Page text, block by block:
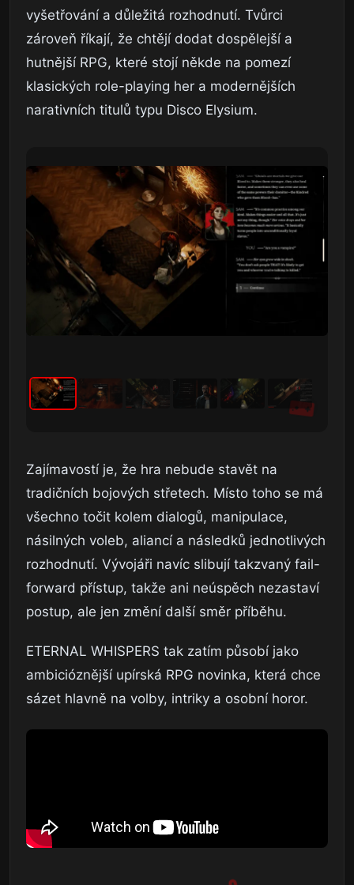
vyšetřování a důležitá rozhodnutí. Tvůrci
zároveň říkají, že chtějí dodat dospělejší a
hutnější RPG, které stojí někde na pomezí
klasických role-playing her a modernějších
narativních titulů typu Disco Elysium.
Zajímavostí je, že hra nebude stavět na
tradičních bojových střetech. Místo toho se má
všechno točit kolem dialogů, manipulace,
násilných voleb, aliancí a následků jednotlivých
rozhodnutí. Vývojáři navíc slibují takzvaný fail-
forward přístup, takže ani neúspěch nezastaví
postup, ale jen změní další směr příběhu.
ETERNAL WHISPERS tak zatím působí jako
ambicióznější upírská RPG novinka, která chce
sázet hlavně na volby, intriky a osobní horor.